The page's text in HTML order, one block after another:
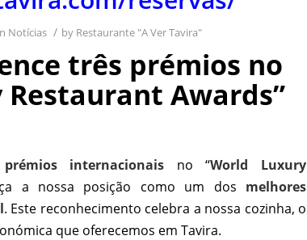
Notícias / by Restaurante "A Ver Tavira"
três prémios no
Awards”
internacionais no “World Luxury
a nossa posição como um dos melhores
. Este reconhecimento celebra a nossa cozinha, o
que oferecemos em Tavira.